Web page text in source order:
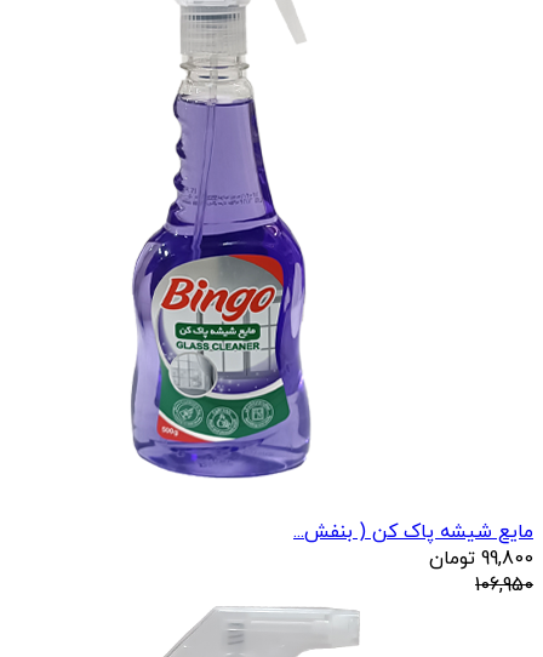
مایع شیشه پاک کن ( بنفش...
99,800 تومان
106,950